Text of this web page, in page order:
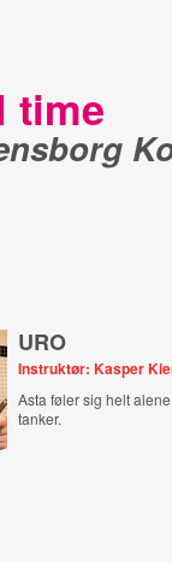
time
URO
Instruktør: Kasper
Asta føler sig helt
tanker.